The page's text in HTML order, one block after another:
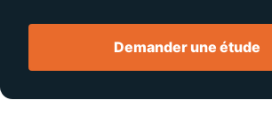
Demander une étude